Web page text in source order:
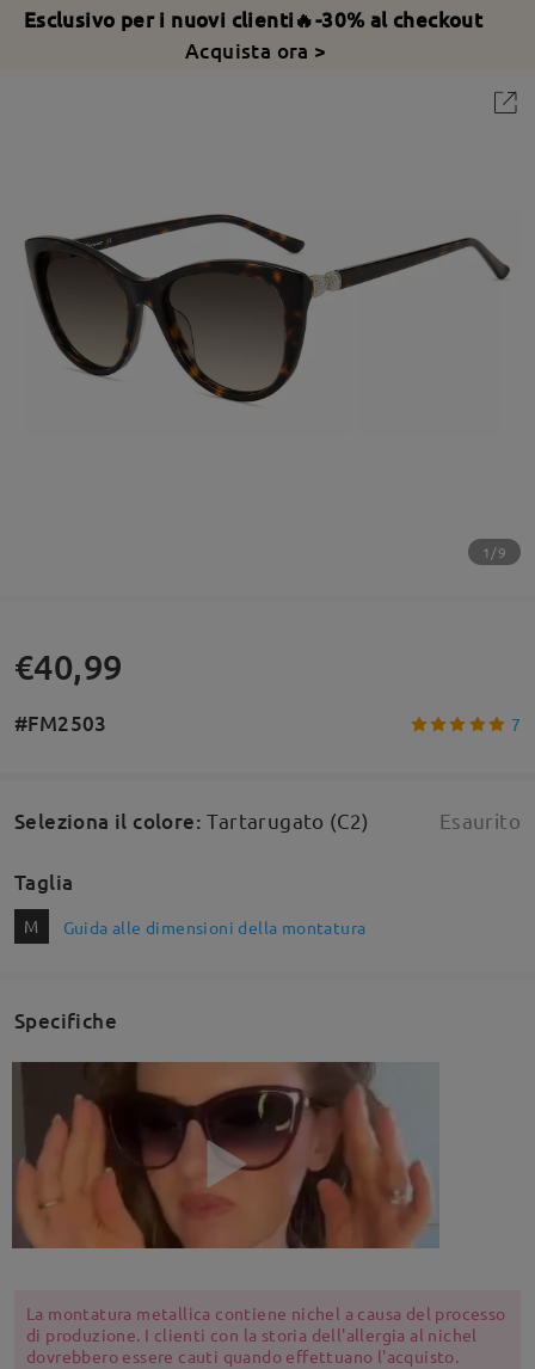
Esclusivo per i nuovi clienti🔥-30% al checkout
Acquista ora >
1/9
€40,99
#FM2503 7
Seleziona il colore:Tartarugato (C2) Esaurito
Taglia
M Guida alle dimensioni della montatura
Specifiche
La montatura metallica contiene nichel a causa del processo
di produzione. I clienti con la storia dell'allergia al nichel
dovrebbero essere cauti quando effettuano l'acquisto.